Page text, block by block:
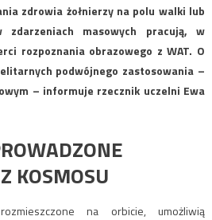
zdrowia żołnierzy na polu walki lub
zdarzeniach masowych pracują, w
rozpoznania obrazowego z WAT. O
podwójnego zastosowania –
– informuje rzecznik uczelni Ewa
KOSMOSU
na orbicie, umożliwią